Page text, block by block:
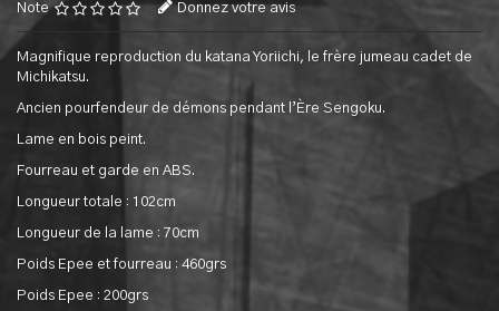
Note Donnez votre avis
Magnifique reproduction du katana Yoriichi, le frère jumeau cadet de
Michikatsu.
Ancien pourfendeur de démons pendant l’Ère Sengoku.
Lame en bois peint.
Fourreau et garde en ABS.
Longueur totale : 102cm
Longueur de la lame : 70cm
Poids Epee et fourreau : 460grs
Poids Epee : 200grs